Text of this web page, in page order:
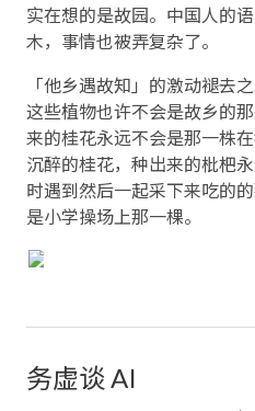
实在想的是故园。中国人的
木，事情也被弄复杂了。
「他乡遇故知」的激动褪去
这些植物也许不会是故乡的
来的桂花永远不会是那一株
沉醉的桂花，种出来的枇杷
时遇到然后一起采下来吃的
是小学操场上那一棵。
务虚谈 AI